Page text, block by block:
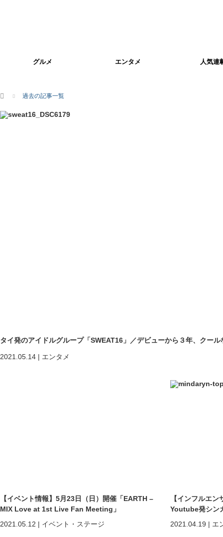
グルメ エンタメ 人気連
ホーム 過去の記事一覧
タイ発のアイドルグループ「SWEAT16」／デビューから３年、クー
2021.05.14 | エンタメ
【イベント情報】5月23日（日）開催「EARTH –
MIX Love at 1st Live Fan Meeting」
2021.05.12 | イベント・ステージ
【インフルエ
Youtube発シン
2021.04.19 | エ